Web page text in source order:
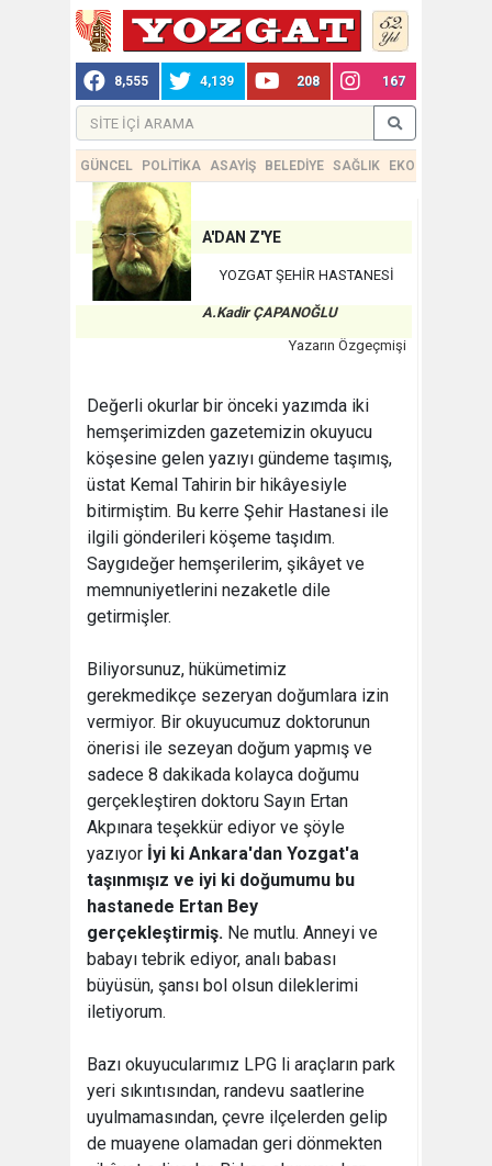
8,555 4,139 208 167
GÜNCEL POLİTİKA ASAYİŞ BELEDİYE SAĞLIK EKONOMİ
A'DAN Z'YE
YOZGAT ŞEHİR HASTANESİ
A.Kadir ÇAPANOĞLU
Yazarın Özgeçmişi
Değerli okurlar bir önceki yazımda iki
hemşerimizden gazetemizin okuyucu
köşesine gelen yazıyı gündeme taşımış,
üstat Kemal Tahirin bir hikâyesiyle
bitirmiştim. Bu kerre Şehir Hastanesi ile
ilgili gönderileri köşeme taşıdım.
Saygıdeğer hemşerilerim, şikâyet ve
memnuniyetlerini nezaketle dile
getirmişler.
Biliyorsunuz, hükümetimiz
gerekmedikçe sezeryan doğumlara izin
vermiyor. Bir okuyucumuz doktorunun
önerisi ile sezeyan doğum yapmış ve
sadece 8 dakikada kolayca doğumu
gerçekleştiren doktoru Sayın Ertan
Akpınara teşekkür ediyor ve şöyle
yazıyor İyi ki Ankara'dan Yozgat'a
taşınmışız ve iyi ki doğumumu bu
hastanede Ertan Bey
gerçekleştirmiş. Ne mutlu. Anneyi ve
babayı tebrik ediyor, analı babası
büyüsün, şansı bol olsun dileklerimi
iletiyorum.
Bazı okuyucularımız LPG li araçların park
yeri sıkıntısından, randevu saatlerine
uyulmamasından, çevre ilçelerden gelip
de muayene olamadan geri dönmekten